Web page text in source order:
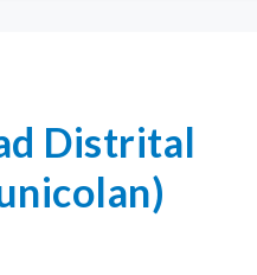
Distrital